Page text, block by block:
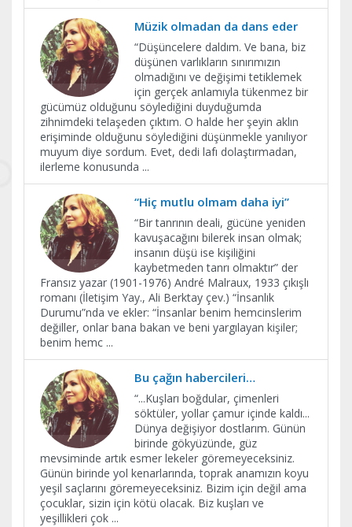
Müzik olmadan da dans eder
“Düşüncelere daldım. Ve bana, biz
düşünen varlıkların sınırımızın
olmadığını ve değişimi tetiklemek
için gerçek anlamıyla tükenmez bir
gücümüz olduğunu söylediğini duyduğumda
zihnimdeki telaşeden çıktım. O halde her şeyin aklın
erişiminde olduğunu söylediğini düşünmekle yanılıyor
muyum diye sordum. Evet, dedi lafı dolaştırmadan,
ilerleme konusunda ...
“Hiç mutlu olmam daha iyi”
“Bir tanrının deali, gücüne yeniden
kavuşacağını bilerek insan olmak;
insanın düşü ise kişiliğini
kaybetmeden tanrı olmaktır” der
Fransız yazar (1901-1976) André Malraux, 1933 çıkışlı
romanı (İletişim Yay., Ali Berktay çev.) “İnsanlık
Durumu”nda ve ekler: “İnsanlar benim hemcinslerim
değiller, onlar bana bakan ve beni yargılayan kişiler;
benim hemc ...
Bu çağın habercileri…
“...Kuşları boğdular, çimenleri
söktüler, yollar çamur içinde kaldı...
Dünya değişiyor dostlarım. Günün
birinde gökyüzünde, güz
mevsiminde artık esmer lekeler göremeyeceksiniz.
Günün birinde yol kenarlarında, toprak anamızın koyu
yeşil saçlarını göremeyeceksiniz. Bizim için değil ama
çocuklar, sizin için kötü olacak. Biz kuşları ve
yeşillikleri çok ...